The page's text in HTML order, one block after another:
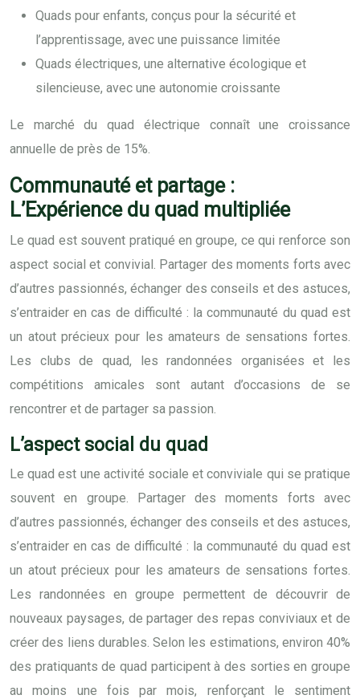
Quads pour enfants, conçus pour la sécurité et
l’apprentissage, avec une puissance limitée
Quads électriques, une alternative écologique et
silencieuse, avec une autonomie croissante
Le marché du quad électrique connaît une croissance
annuelle de près de 15%.
Communauté et partage :
L’Expérience du quad multipliée
Le quad est souvent pratiqué en groupe, ce qui renforce son
aspect social et convivial. Partager des moments forts avec
d’autres passionnés, échanger des conseils et des astuces,
s’entraider en cas de difficulté : la communauté du quad est
un atout précieux pour les amateurs de sensations fortes.
Les clubs de quad, les randonnées organisées et les
compétitions amicales sont autant d’occasions de se
rencontrer et de partager sa passion.
L’aspect social du quad
Le quad est une activité sociale et conviviale qui se pratique
souvent en groupe. Partager des moments forts avec
d’autres passionnés, échanger des conseils et des astuces,
s’entraider en cas de difficulté : la communauté du quad est
un atout précieux pour les amateurs de sensations fortes.
Les randonnées en groupe permettent de découvrir de
nouveaux paysages, de partager des repas conviviaux et de
créer des liens durables. Selon les estimations, environ 40%
des pratiquants de quad participent à des sorties en groupe
au moins une fois par mois, renforçant le sentiment